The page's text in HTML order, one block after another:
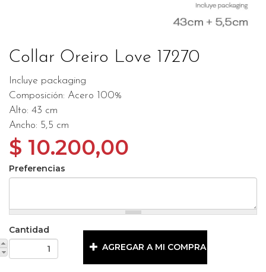
Collar Oreiro Love 17270
Incluye packaging
Composición: Acero 100%
Alto: 43 cm
Ancho: 5,5 cm
$ 10.200,00
Preferencias
Cantidad
AGREGAR A MI COMPRA